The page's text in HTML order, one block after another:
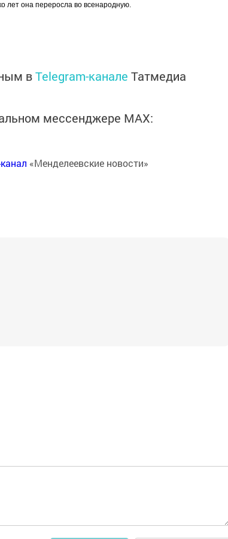
лет она переросла во всенародную.
вTelegram-канале Татмедиа
мессенджере MАХ:
«Менделеевские новости»